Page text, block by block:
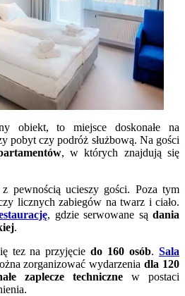
obiekt, to miejsce doskonałe na
pobyt czy podróż służbową. Na gości
, w których znajdują się
z pewnością ucieszy gości. Poza tym
licznych zabiegów na twarz i ciało.
, gdzie serwowane sądania
.
tez na przyjęciedo 160 osób.Sala
zorganizować wydarzeniadla 120
zaplecze techniczne w postaci